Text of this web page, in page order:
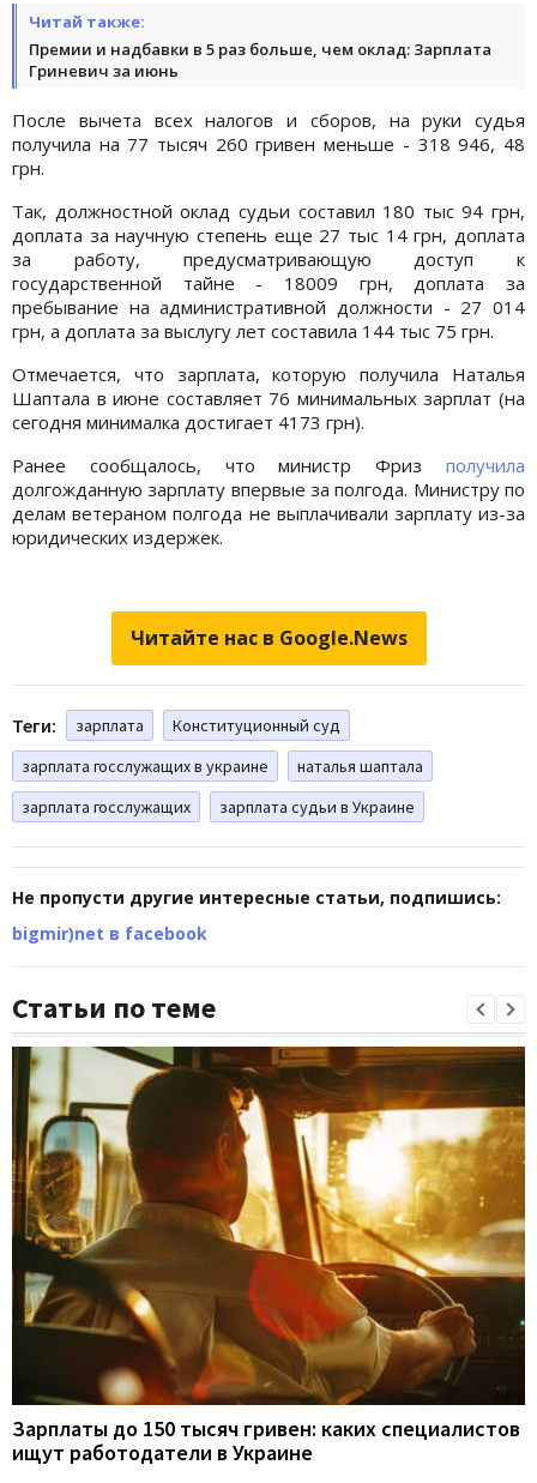
Читай также:
Премии и надбавки в 5 раз больше, чем оклад: Зарплата
Гриневич за июнь
После вычета всех налогов и сборов, на руки судья
получила на 77 тысяч 260 гривен меньше - 318 946, 48
грн.
Так, должностной оклад судьи составил 180 тыс 94 грн,
доплата за научную степень еще 27 тыс 14 грн, доплата
за работу, предусматривающую доступ к
государственной тайне - 18009 грн, доплата за
пребывание на административной должности - 27 014
грн, а доплата за выслугу лет составила 144 тыс 75 грн.
Отмечается, что зарплата, которую получила Наталья
Шаптала в июне составляет 76 минимальных зарплат (на
сегодня минималка достигает 4173 грн).
Ранее сообщалось, что министр Фриз получила
долгожданную зарплату впервые за полгода. Министру по
делам ветераном полгода не выплачивали зарплату из-за
юридических издержек.
Читайте нас в Google.News
Теги: зарплата
Конституционный суд
зарплата госслужащих в украине
наталья шаптала
зарплата госслужащих
зарплата судьи в Украине
Не пропусти другие интересные статьи, подпишись:
bigmir)net в facebook
Статьи по теме
Зарплаты до 150 тысяч гривен: каких специалистов
ищут работодатели в Украине